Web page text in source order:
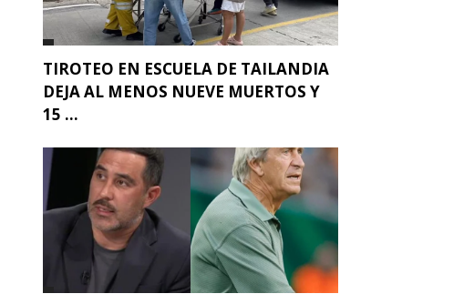
TIROTEO EN ESCUELA DE TAILANDIA
DEJA AL MENOS NUEVE MUERTOS Y
15 ...